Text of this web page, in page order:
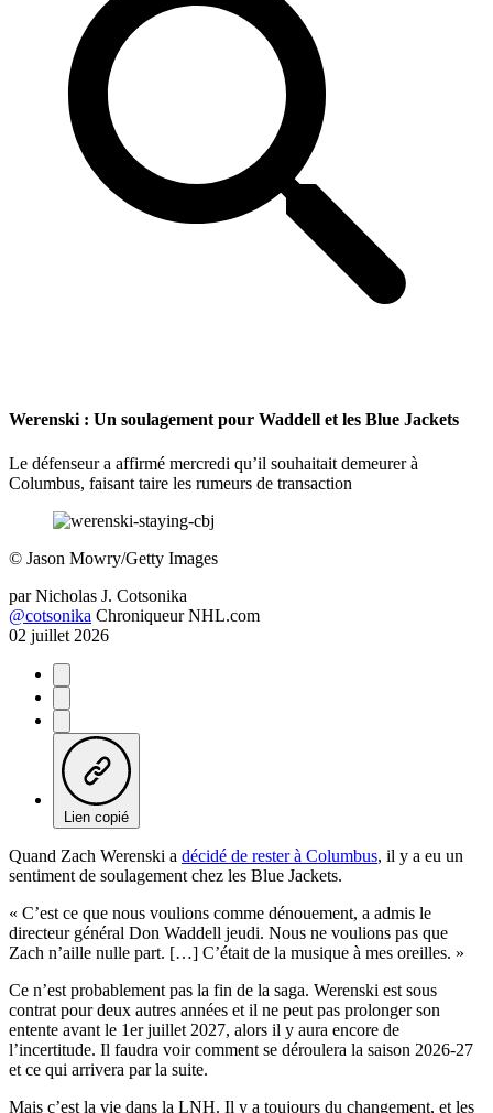
Werenski : Un soulagement pour Waddell et les Blue Jackets
Le défenseur a affirmé mercredi qu’il souhaitait demeurer à
Columbus, faisant taire les rumeurs de transaction
© Jason Mowry/Getty Images
par Nicholas J. Cotsonika
@cotsonika Chroniqueur NHL.com
02 juillet 2026
Lien copié
Quand Zach Werenski a décidé de rester à Columbus, il y a eu un
sentiment de soulagement chez les Blue Jackets.
« C’est ce que nous voulions comme dénouement, a admis le
directeur général Don Waddell jeudi. Nous ne voulions pas que
Zach n’aille nulle part. […] C’était de la musique à mes oreilles. »
Ce n’est probablement pas la fin de la saga. Werenski est sous
contrat pour deux autres années et il ne peut pas prolonger son
entente avant le 1er juillet 2027, alors il y aura encore de
l’incertitude. Il faudra voir comment se déroulera la saison 2026-27
et ce qui arrivera par la suite.
Mais c’est la vie dans la LNH. Il y a toujours du changement, et les